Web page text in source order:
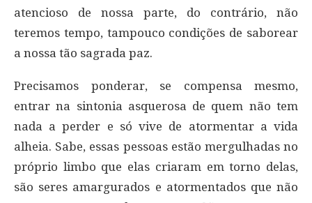
atencioso de nossa parte, do contrário, não
teremos tempo, tampouco condições de saborear
a nossa tão sagrada paz.
Precisamos ponderar, se compensa mesmo,
entrar na sintonia asquerosa de quem não tem
nada a perder e só vive de atormentar a vida
alheia. Sabe, essas pessoas estão mergulhadas no
próprio limbo que elas criaram em torno delas,
são seres amargurados e atormentados que não